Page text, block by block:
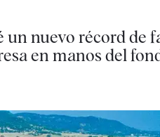
un nuevo récord de
en manos del